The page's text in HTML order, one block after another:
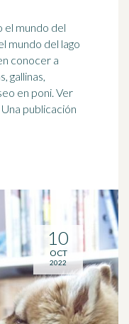
el mundo del
mundo del lago
gallinas,
en poni. Ver
10
OCT
2022